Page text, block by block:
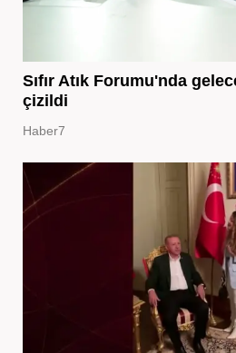
Sıfır Atık Forumu'nda
çizildi
Haber7